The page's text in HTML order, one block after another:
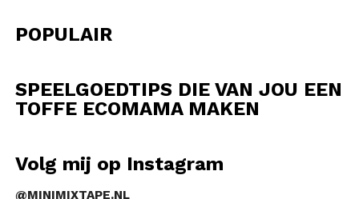
POPULAIR
SPEELGOEDTIPS DIE VAN JOU EEN
TOFFE ECOMAMA MAKEN
Volg mij op Instagram
@MINIMIXTAPE.NL